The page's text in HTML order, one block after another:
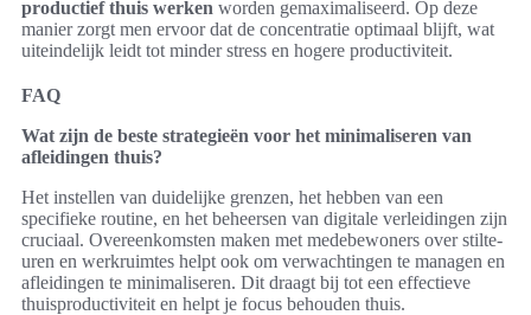
productief thuis werken worden gemaximaliseerd. Op deze
manier zorgt men ervoor dat de concentratie optimaal blijft, wat
uiteindelijk leidt tot minder stress en hogere productiviteit.
FAQ
Wat zijn de beste strategieën voor het minimaliseren van
afleidingen thuis?
Het instellen van duidelijke grenzen, het hebben van een
specifieke routine, en het beheersen van digitale verleidingen zijn
cruciaal. Overeenkomsten maken met medebewoners over stilte-
uren en werkruimtes helpt ook om verwachtingen te managen en
afleidingen te minimaliseren. Dit draagt bij tot een effectieve
thuisproductiviteit en helpt je focus behouden thuis.